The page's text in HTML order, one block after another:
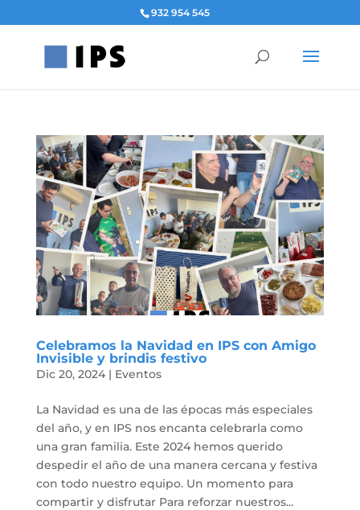
932 954 545
Celebramos la Navidad en IPS con Amigo
Invisible y brindis festivo
Dic 20, 2024| Eventos
La Navidad es una de las épocas más especiales
del año, y en IPS nos encanta celebrarla como
una gran familia. Este 2024 hemos querido
despedir el año de una manera cercana y festiva
con todo nuestro equipo. Un momento para
compartir y disfrutar Para reforzar nuestros...